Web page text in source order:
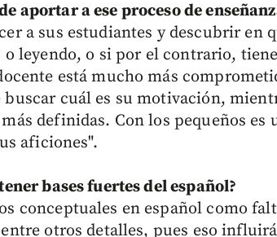
aportar a ese proceso de
a sus estudiantes y descubrir en
o leyendo, o si por el contrario,
está mucho más
cuál es su motivación,
definidas. Con los pequeños es
aficiones".
bases fuertes del español?
conceptuales en español como
otros detalles, pues eso